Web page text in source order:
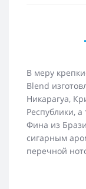
В меру
Blend
Никарагуа,
Республики,
Фина из
сигарным
перечной